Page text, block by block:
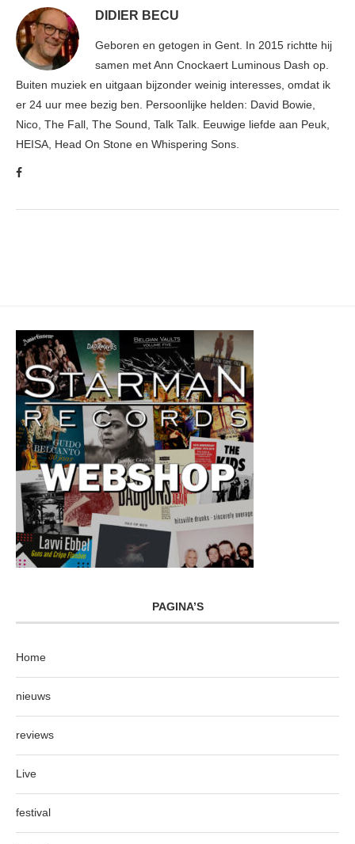
DIDIER BECU
Geboren en getogen in Gent. In 2015 richtte hij
samen met Ann Cnockaert Luminous Dash op.
Buiten muziek en uitgaan bijzonder weinig interesses, omdat ik
er 24 uur mee bezig ben. Persoonlijke helden: David Bowie,
Nico, The Fall, The Sound, Talk Talk. Eeuwige liefde aan Peuk,
HEISA, Head On Stone en Whispering Sons.
PAGINA’S
Home
nieuws
reviews
Live
festival